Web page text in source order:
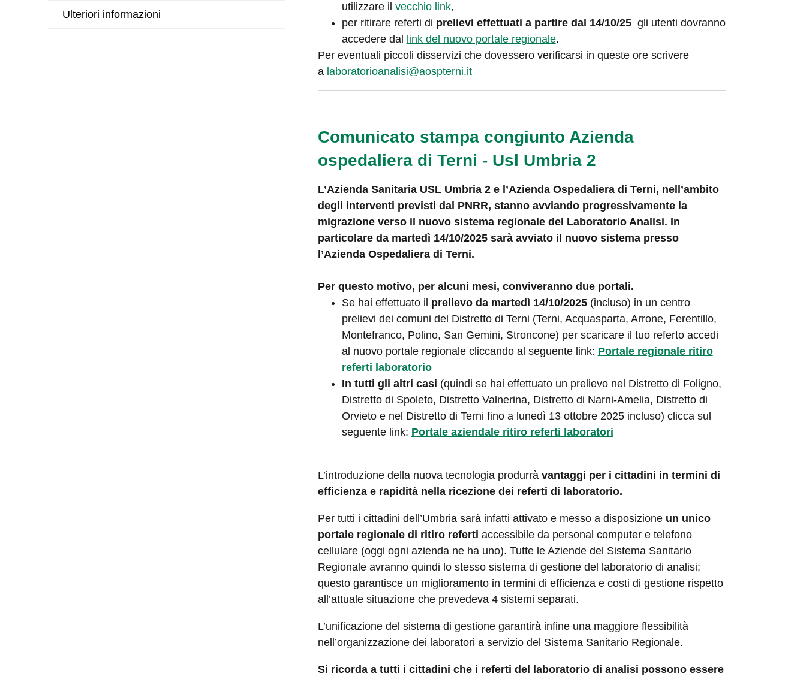
Ulteriori informazioni
utilizzare il vecchio link,
per ritirare referti di prelievi effettuati a partire dal 14/10/25gli utenti dovranno
accedere dal
link del nuovo portale regionale.
Per eventuali piccoli disservizi che dovessero verificarsi in queste ore scrivere
a laboratorioanalisi@aospterni.it
Comunicato stampa congiunto Azienda
ospedaliera di Terni - Usl Umbria 2
L’Azienda Sanitaria USL Umbria 2 e l’Azienda Ospedaliera di Terni, nell’ambito
degli interventi previsti dal PNRR, stanno avviando progressivamente la
migrazione verso il nuovo sistema regionale del Laboratorio Analisi. In
particolare da martedì 14/10/2025 sarà avviato il nuovo sistema presso
l’Azienda Ospedaliera di Terni.
Per questo motivo, per alcuni mesi, conviveranno due portali.
Se hai effettuato il prelievo da martedì 14/10/2025(incluso) in un centro
prelievi dei comuni del Distretto di Terni (Terni, Acquasparta, Arrone, Ferentillo,
Montefranco, Polino, San Gemini, Stroncone) per scaricare il tuo referto accedi
al nuovo portale regionale cliccando al seguente link: Portale regionale ritiro
referti laboratorio
In tutti gli altri casi (quindi se hai effettuato un prelievo nel Distretto di Foligno,
Distretto di Spoleto, Distretto Valnerina, Distretto di Narni-Amelia, Distretto di
Orvieto e nel Distretto di Terni fino a lunedì 13 ottobre 2025 incluso) clicca sul
seguente link: Portale aziendale ritiro referti laboratori
L’introduzione della nuova tecnologia produrrà vantaggi per i cittadini in termini di
efficienza e rapidità nella ricezione dei referti di laboratorio.
Per tutti i cittadini dell’Umbria sarà infatti attivato e messo a disposizione un unico
portale regionale di ritiro referti accessibile da personal computer e telefono
cellulare (oggi ogni azienda ne ha uno). Tutte le Aziende del Sistema Sanitario
Regionale avranno quindi lo stesso sistema di gestione del laboratorio di analisi;
questo garantisce un miglioramento in termini di efficienza e costi di gestione rispetto
all’attuale situazione che prevedeva 4 sistemi separati.
L’unificazione del sistema di gestione garantirà infine una maggiore flessibilità
nell’organizzazione dei laboratori a servizio del Sistema Sanitario Regionale.
Si ricorda a tutti i cittadini che i referti del laboratorio di analisi possono essere